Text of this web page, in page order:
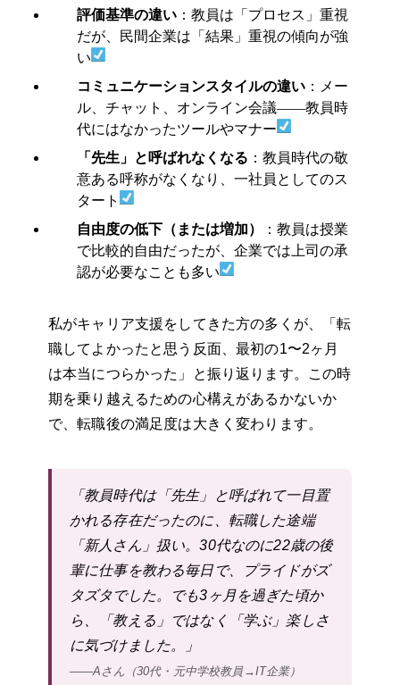
評価基準の違い ：教員は「プロセス」重視
だが、民間企業は「結果」重視の傾向が強
い
コミュニケーションスタイルの違い ：メー
ル、チャット、オンライン会議——教員時
代にはなかったツールやマナー
「先生」と呼ばれなくなる ：教員時代の敬
意ある呼称がなくなり、一社員としてのス
タート
自由度の低下（または増加）
：教員は授業
で比較的自由だったが、企業では上司の承
認が必要なことも多い
私がキャリア支援をしてきた方の多くが、「転
職してよかったと思う反面、最初の1〜2ヶ月
は本当につらかった」と振り返ります。この時
期を乗り越えるための心構えがあるかないか
で、転職後の満足度は大きく変わります。
「教員時代は「先生」と呼ばれて一目置
かれる存在だったのに、転職した途端
「新人さん」扱い。30代なのに22歳の後
輩に仕事を教わる毎日で、プライドがズ
タズタでした。でも3ヶ月を過ぎた頃か
ら、「教える」ではなく「学ぶ」楽しさ
に気づけました。」
——Aさん（30代・元中学校教員→IT企業）